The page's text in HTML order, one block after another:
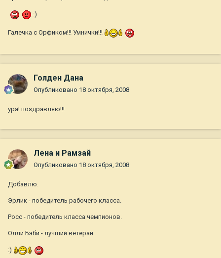
:)
Галечка с Орфиком!!! Умнички!!!
Голден Дана
Опубликовано 18 октября, 2008
ура! поздравляю!!!
Лена и Рамзай
Опубликовано 18 октября, 2008
Добавлю.
Эрлик - победитель рабочего класса.
Росс - победитель класса чемпионов.
Олли Бэби - лучший ветеран.
:)